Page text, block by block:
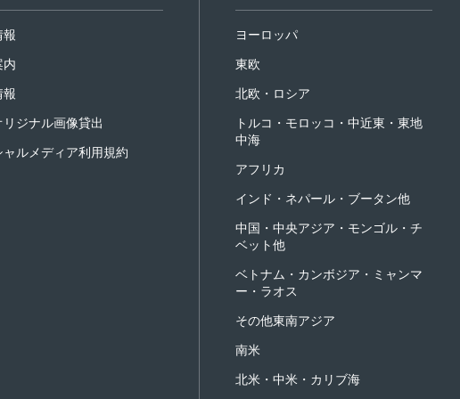
報
内
報
ジナル画像貸出
ャルメディア利用規約
ヨーロッパ
東欧
北欧・ロシア
トルコ・モロッコ・中近東・東地
中海
アフリカ
インド・ネパール・ブータン他
中国・中央アジア・モンゴル・チ
ベット他
ベトナム・カンボジア・ミャンマ
ー・ラオス
その他東南アジア
南米
北米・中米・カリブ海